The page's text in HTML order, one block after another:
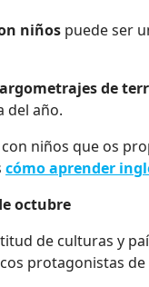
niños puede ser
de
del año.
niños que os
cómo aprender
octubre
de culturas y
protagonistas de